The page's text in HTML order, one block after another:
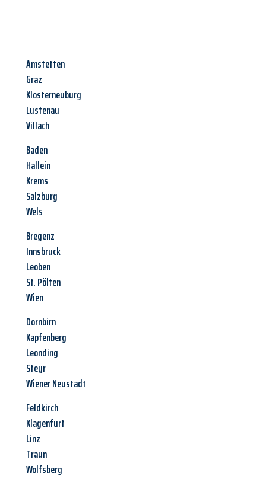
Amstetten
Graz
Klosterneuburg
Lustenau
Villach
Baden
Hallein
Krems
Salzburg
Wels
Bregenz
Innsbruck
Leoben
St. Pölten
Wien
Dornbirn
Kapfenberg
Leonding
Steyr
Wiener Neustadt
Feldkirch
Klagenfurt
Linz
Traun
Wolfsberg